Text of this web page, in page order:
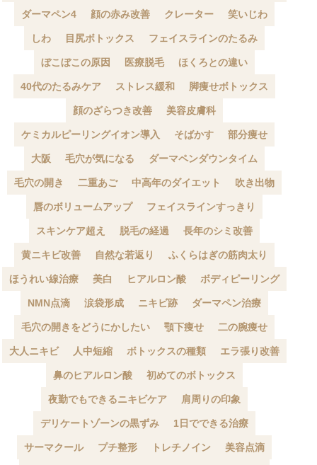
ダーマペン4 顔の赤み改善 クレーター 笑いじわ
しわ 目尻ボトックス フェイスラインのたるみ
ぼこぼこの原因 医療脱毛 ほくろとの違い
40代のたるみケア ストレス緩和 脚痩せボトックス
顔のざらつき改善 美容皮膚科
ケミカルピーリングイオン導入 そばかす 部分痩せ
大阪 毛穴が気になる ダーマペンダウンタイム
毛穴の開き 二重あご 中高年のダイエット 吹き出物
唇のボリュームアップ フェイスラインすっきり
スキンケア超え 脱毛の経過 長年のシミ改善
黄ニキビ改善 自然な若返り ふくらはぎの筋肉太り
ほうれい線治療 美白 ヒアルロン酸 ボディピーリング
NMN点滴 涙袋形成 ニキビ跡 ダーマペン治療
毛穴の開きをどうにかしたい 顎下痩せ 二の腕痩せ
大人ニキビ 人中短縮 ボトックスの種類 エラ張り改善
鼻のヒアルロン酸 初めてのボトックス
夜勤でもできるニキビケア 肩周りの印象
デリケートゾーンの黒ずみ 1日でできる治療
サーマクール プチ整形 トレチノイン 美容点滴